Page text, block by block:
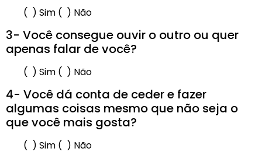
( ) Sim ( ) Não
3- Você consegue ouvir o outro ou quer
apenas falar de você?
( ) Sim ( ) Não
4- Você dá conta de ceder e fazer
algumas coisas mesmo que não seja o
que você mais gosta?
( ) Sim ( ) Não